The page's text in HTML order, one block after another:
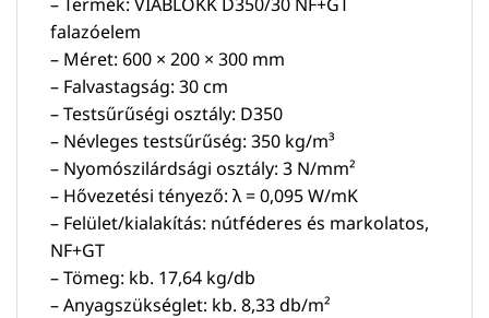
falazóelem
– Méret: 600 × 200 × 300 mm
– Falvastagság: 30 cm
– Testsűrűségi osztály: D350
– Névleges testsűrűség: 350 kg/m³
– Nyomószilárdsági osztály: 3 N/mm²
– Hővezetési tényező: λ = 0,095 W/mK
– Felület/kialakítás: nútféderes és markolatos,
NF+GT
– Tömeg: kb. 17,64 kg/db
– Anyagszükséglet: kb. 8,33 db/m²